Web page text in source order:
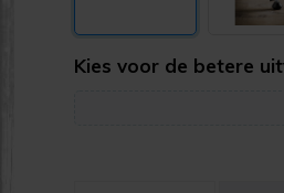
Kies voor de betere